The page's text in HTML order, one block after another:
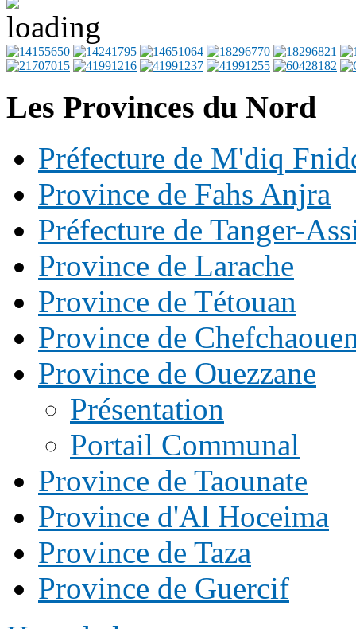
Les Provinces du Nord
Préfecture de M'diq
Province de Fahs Anjra
Préfecture de Tanger-
Province de Larache
Province de Tétouan
Province de
Province de Ouezzane
Présentation
Portail Communal
Province de Taounate
Province d'Al Hoceima
Province de Taza
Province de Guercif